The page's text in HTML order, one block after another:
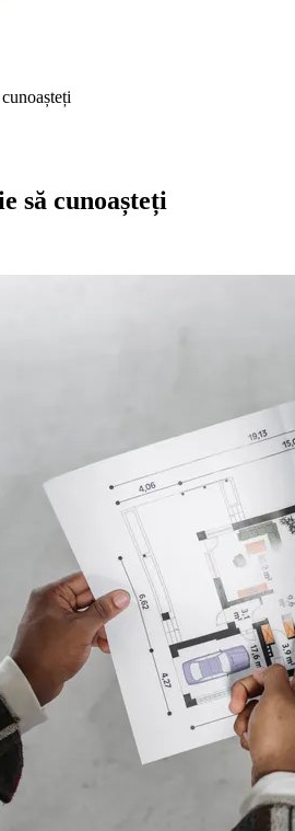
să cunoașteți